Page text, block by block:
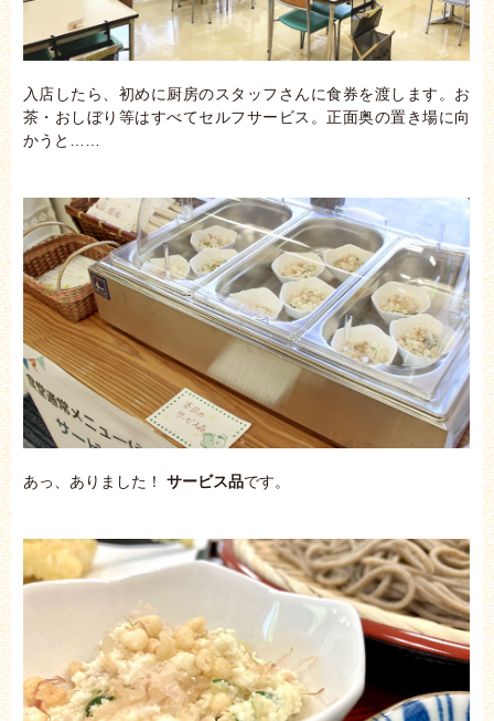
入店したら、初めに厨房のスタッフさんに食券を渡します。お
茶・おしぼり等はすべてセルフサービス。正面奥の置き場に向
かうと……
あっ、ありました！ サービス品です。